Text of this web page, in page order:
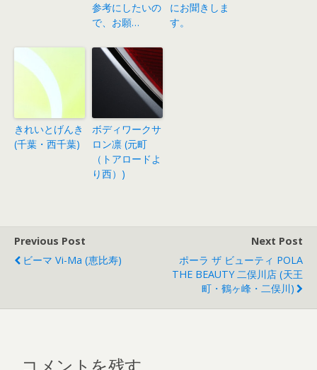
参考にしたいの
で、お願…
にお聞きしま
す。
きれいとげんき
(千葉・西千葉)
ボディワークサ
ロン凛 (元町
（トアロードよ
り西）)
Previous Post
ビーマ Vi-Ma (恵比寿)
Next Post
ポーラ ザ ビューティ POLA
THE BEAUTY 二俣川店 (天王
町・鶴ヶ峰・二俣川)
コメントを残す